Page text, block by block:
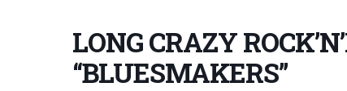
LONG CRAZY
“BLUESMAKERS”